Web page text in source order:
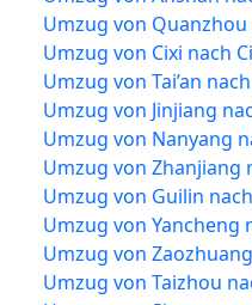
Umzug von
Umzug von Cixi nach
Umzug von Tai’an nach
Umzug von Jinjiang
Umzug von Nanyang
Umzug von Zhanjiang
Umzug von Guilin
Umzug von Yancheng
Umzug von
Umzug von Taizhou